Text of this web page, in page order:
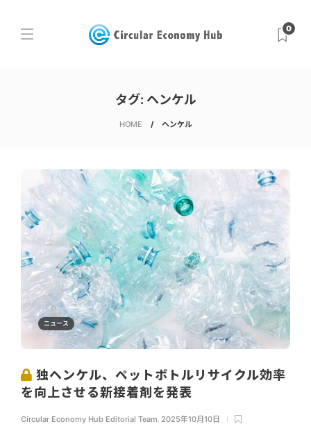
0
タグ: ヘンケル
HOME ヘンケル
ニュース
独ヘンケル、ペットボトルリサイクル効率
を向上させる新接着剤を発表
Circular Economy Hub Editorial Team, 2025年10月10日